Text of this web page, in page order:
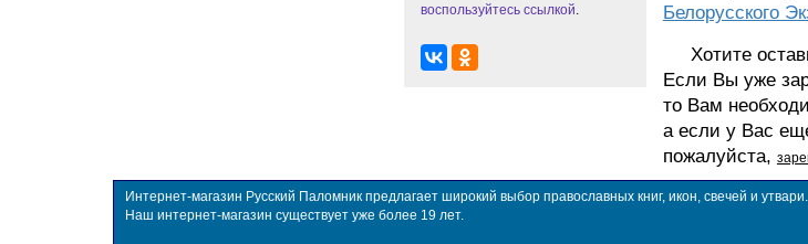
воспользуйтесь ссылкой
Белорусского
Хотите
Если Вы уже
то Вам
а если у Вас
пожалуйста,
Интернет-магазин Русский Паломник предлагает широкий выбор православных книг, икон, свечей и утвари.
Наш интернет-магазин существует уже более 19 лет.